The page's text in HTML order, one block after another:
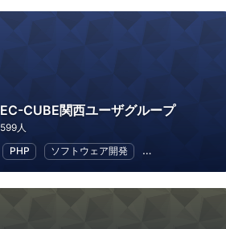
EC-CUBE関西ユーザグループ
599人
PHP ソフトウェア開発 ECテクノロジー